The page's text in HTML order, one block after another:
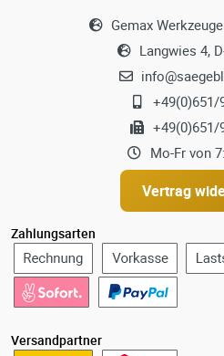
Gemax
Langwies 4,
+49(0)651/
+49(0)651/
Mo-Fr von
Vertrag
Zahlungsarten
Versandpartner